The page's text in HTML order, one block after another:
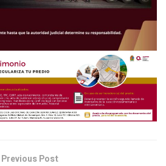
Previous Post